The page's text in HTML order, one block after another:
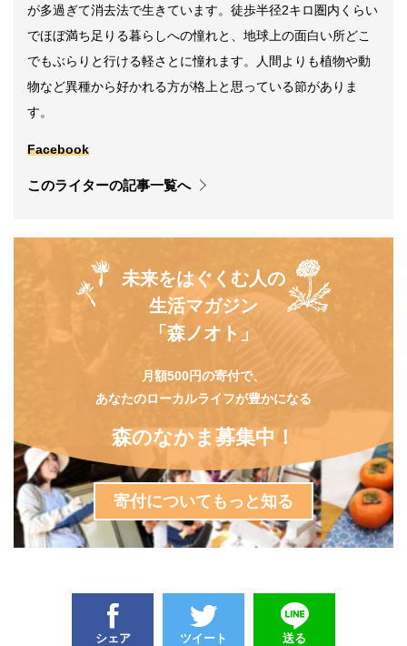
が多過ぎて消去法で生きています。徒歩半径2キロ圏内くらい
でほぼ満ち足りる暮らしへの憧れと、地球上の面白い所どこ
でもぶらりと行ける軽さとに憧れます。人間よりも植物や動
物など異種から好かれる方が格上と思っている節がありま
す。
Facebook
このライターの記事一覧へ
未来をはぐくむ人の
生活マガジン
「森ノオト」
月額500円の寄付で、
あなたのローカルライフが豊かになる
森のなかま募集中！
寄付についてもっと知る
シェア ツイート 送る